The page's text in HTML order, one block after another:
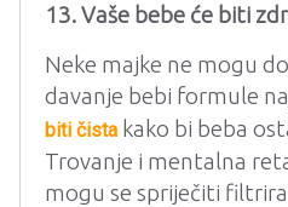
13. Vaše bebe će biti
Neke majke ne mogu
davanje bebi formule
biti čista kako bi beba
Trovanje i mentalna
mogu se spriječiti